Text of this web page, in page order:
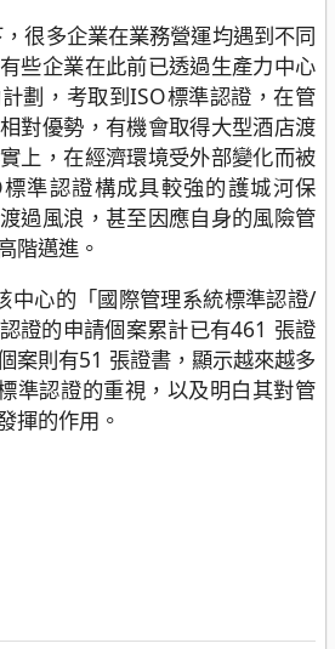
很多企業在業務營運均遇到不同
些企業在此前已透過生產力中心
劃，考取到ISO標準認證，在管
對優勢，有機會取得大型酒店渡
上，在經濟環境受外部變化而被
準認證構成具較強的護城河保
過風浪，甚至因應自身的風險管
階邁進。
中心的「國際管理系統標準認證/
證的申請個案累計已有461 張證
案則有51 張證書，顯示越來越多
準認證的重視，以及明白其對管
揮的作用。